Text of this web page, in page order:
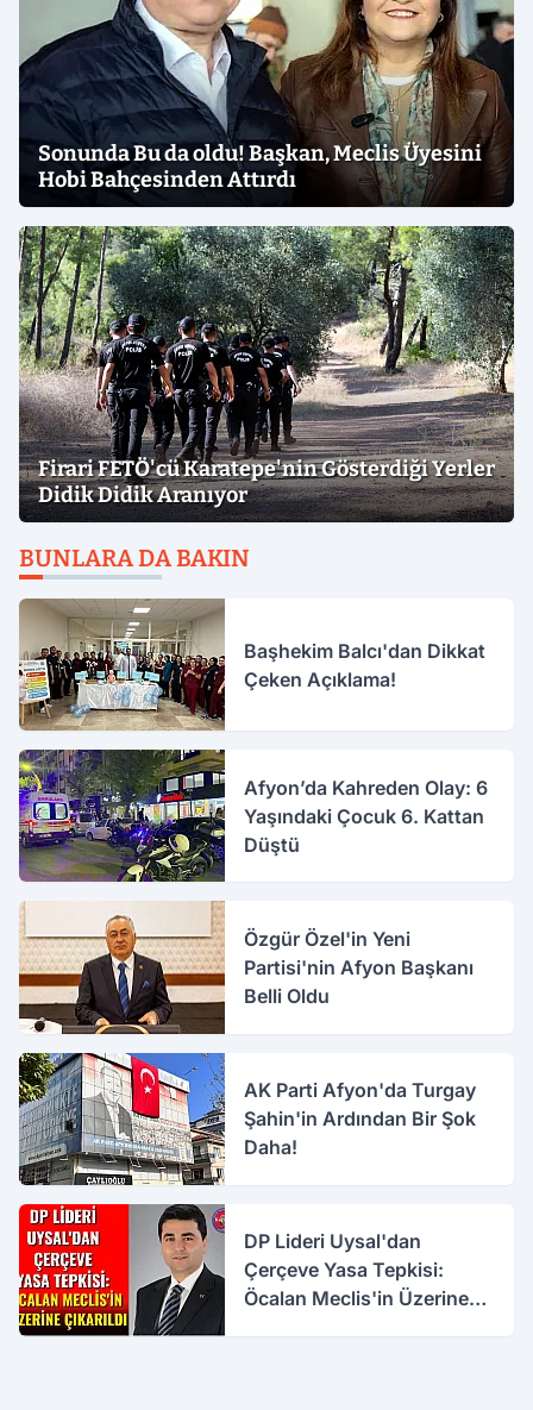
Sonunda Bu da oldu! Başkan, Meclis Üyesini
Hobi Bahçesinden Attırdı
Firari FETÖ'cü Karatepe'nin Gösterdiği Yerler
Didik Didik Aranıyor
BUNLARA DA BAKIN
Başhekim Balcı'dan Dikkat
Çeken Açıklama!
Afyon’da Kahreden Olay: 6
Yaşındaki Çocuk 6. Kattan
Düştü
Özgür Özel'in Yeni
Partisi'nin Afyon Başkanı
Belli Oldu
AK Parti Afyon'da Turgay
Şahin'in Ardından Bir Şok
Daha!
DP Lideri Uysal'dan
Çerçeve Yasa Tepkisi:
Öcalan Meclis'in Üzerine